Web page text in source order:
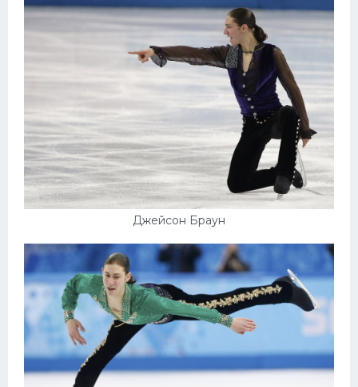
Джейсон Браун